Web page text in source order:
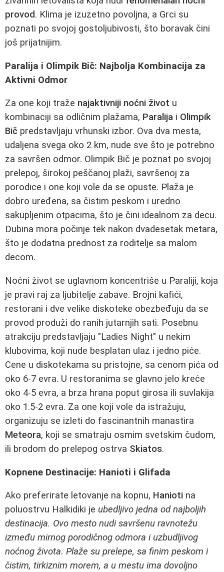
provod. Klima je izuzetno povoljna, a Grci su
poznati po svojoj gostoljubivosti, što boravak čini
još prijatnijim.
Paralija i Olimpik Bič: Najbolja Kombinacija za
Aktivni Odmor
Za one koji traže najaktivniji noćni život u
kombinaciji sa odličnim plažama, Paralija i Olimpik
Bič predstavljaju vrhunski izbor. Ova dva mesta,
udaljena svega oko 2 km, nude sve što je potrebno
za savršen odmor. Olimpik Bič je poznat po svojoj
prelepoj, širokoj peščanoj plaži, savršenoj za
porodice i one koji vole da se opuste. Plaža je
dobro uređena, sa čistim peskom i uredno
sakupljenim otpacima, što je čini idealnom za decu.
Dubina mora počinje tek nakon dvadesetak metara,
što je dodatna prednost za roditelje sa malom
decom.
Noćni život se uglavnom koncentriše u Paraliji, koja
je pravi raj za ljubitelje zabave. Brojni kafići,
restorani i dve velike diskoteke obezbeđuju da se
provod produži do ranih jutarnjih sati. Posebnu
atrakciju predstavljaju "Ladies Night" u nekim
klubovima, koji nude besplatan ulaz i jedno piće.
Cene u diskotekama su pristojne, sa cenom pića od
oko 6-7 evra. U restoranima se glavno jelo kreće
oko 4-5 evra, a brza hrana poput girosa ili suvlakija
oko 1.5-2 evra. Za one koji vole da istražuju,
organizuju se izleti do fascinantnih manastira
Meteora, koji se smatraju osmim svetskim čudom,
ili brodom do prelepog ostrva Skiatos.
Kopnene Destinacije: Hanioti i Glifada
Ako preferirate letovanje na kopnu, Hanioti na
poluostrvu Halkidiki je ubedljivo jedna od najboljih
destinacija. Ovo mesto nudi savršenu ravnotežu
između mirnog porodičnog odmora i uzbudljivog
noćnog života. Plaže su prelepe, sa finim peskom i
čistim, tirkiznim morem, a u mestu ima dovoljno